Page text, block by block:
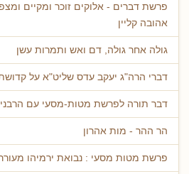
פרשת דברים - אלוקים זוכר ומקיים
אהובה קליין
גולה אחר גולה, דם ואש ותמרות עשן
דברי הרה"ג יעקב עדס שליט"א על
דבר תורה לפרשת מטות-מסעי עם
הר ההר - מות אהרון
פרשת מטות מסעי : נבואת ירמיהו